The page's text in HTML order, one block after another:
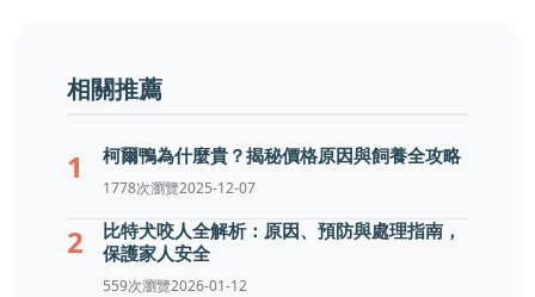
相關推薦
1 柯爾鴨為什麼貴？揭秘價格原因與飼養全攻略
1778次瀏覽2025-12-07
2
比特犬咬人全解析：原因、預防與處理指南，
保護家人安全
559次瀏覽2026-01-12